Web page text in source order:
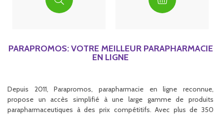
PARAPROMOS: VOTRE MEILLEUR PARAPHARMACIE
EN LIGNE
Depuis 2011, Parapromos, parapharmacie en ligne reconnue,
propose un accès simplifié à une large gamme de produits
parapharmaceutiques à des prix compétitifs. Avec plus de 350